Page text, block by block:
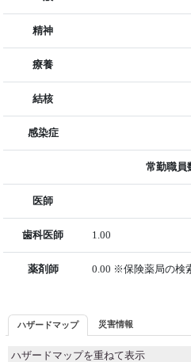
精神
療養
結核
感染症
常勤職員
医師
歯科医師 1.00
薬剤師 0.00 ※保険薬局の検
ハザードマップ 災害情報
ハザードマップを重ねて表示